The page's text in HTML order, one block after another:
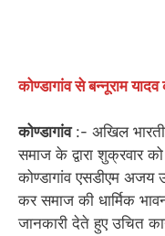
कोण्डागांव से बन्नूराम यादव
कोण्डागांव:- अखिल
समाज के द्वारा शुक्रवार
कोण्डागांव एसडीएम अजय
कर समाज की धार्मिक
जानकारी देते हुए उचित